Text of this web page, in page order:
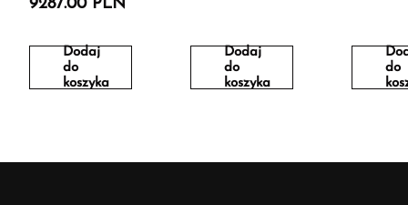
9287.00 PLN
Dodaj
do
koszyka
Dodaj
do
koszyka
do